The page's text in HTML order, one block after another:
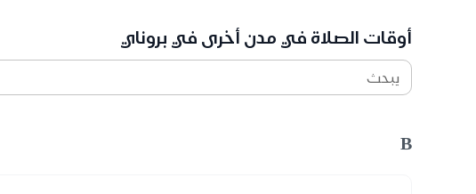
أوقات الصلاة في مدن أخرى في بروناي
يبحث
B